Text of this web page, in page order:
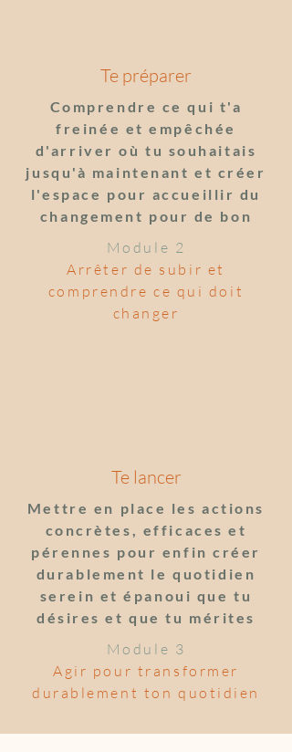
Te préparer
Comprendre ce qui t'a
freinée et empêchée
d'arriver où tu souhaitais
jusqu'à maintenant et créer
l'espace pour accueillir du
changement pour de bon
Module 2
Arrêter de subir et
comprendre ce qui doit
changer
Te lancer
Mettre en place les actions
concrètes, efficaces et
pérennes pour enfin créer
durablement le quotidien
serein et épanoui que tu
désires et que tu mérites
Module 3
Agir pour transformer
durablement ton quotidien